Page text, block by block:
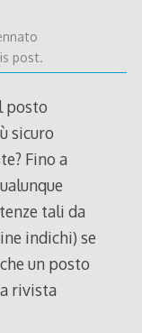
post.
posto
sicuro
Fino a
tali da
indichi) se
un posto
rivista